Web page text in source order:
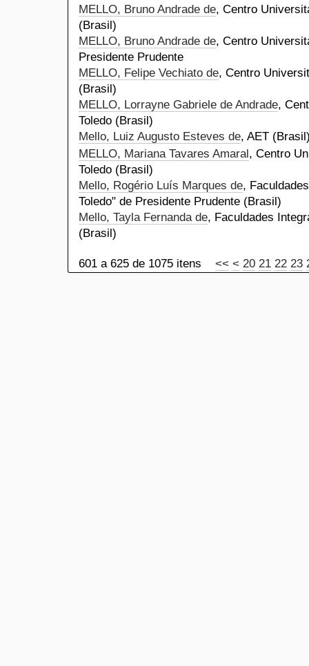
MELLO, Bruno Andrade de, Centro
(Brasil)
MELLO, Bruno Andrade de, Centro
Presidente Prudente
MELLO, Felipe Vechiato de, Centro
(Brasil)
MELLO, Lorrayne Gabriele de Andrade,
Toledo (Brasil)
Mello, Luiz Augusto Esteves de, AET
MELLO, Mariana Tavares Amaral, Centro
Toledo (Brasil)
Mello, Rogério Luís Marques de,
Toledo" de Presidente Prudente (Brasil)
Mello, Tayla Fernanda de, Faculdades
(Brasil)
601 a 625 de 1075 itens << < 20 21 22 23